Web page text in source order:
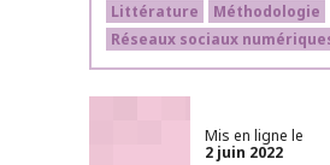
Littérature
Méthodologie
Réseaux sociaux
Mis en ligne le
2 juin 2022